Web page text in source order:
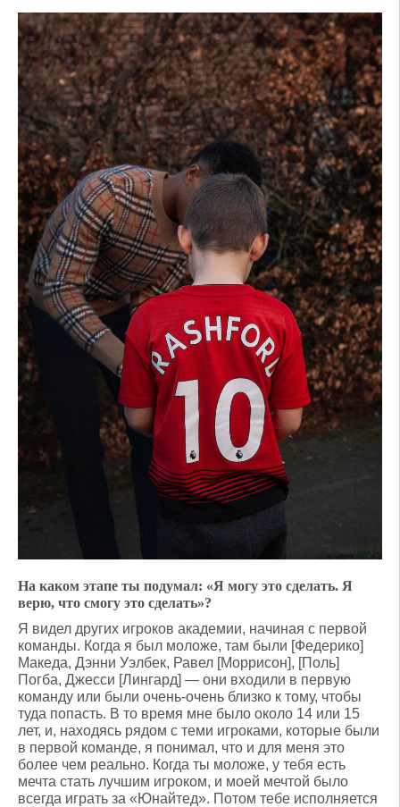
На каком этапе ты подумал: «Я могу это сделать. Я
верю, что смогу это сделать»?
Я видел других игроков академии, начиная с первой
команды. Когда я был моложе, там были [Федерико]
Македа, Дэнни Уэлбек, Равел [Моррисон], [Поль]
Погба, Джесси [Лингард] — они входили в первую
команду или были очень-очень близко к тому, чтобы
туда попасть. В то время мне было около 14 или 15
лет, и, находясь рядом с теми игроками, которые были
в первой команде, я понимал, что и для меня это
более чем реально. Когда ты моложе, у тебя есть
мечта стать лучшим игроком, и моей мечтой было
всегда играть за «Юнайтед». Потом тебе исполняется